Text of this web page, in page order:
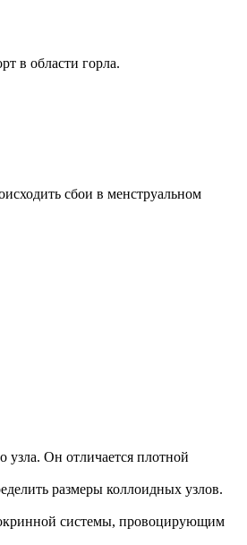
в области горла.
сбои в менструальном
Он отличается плотной
размеры коллоидных узлов.
системы, провоцирующим